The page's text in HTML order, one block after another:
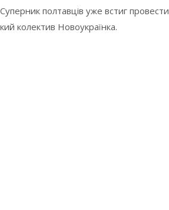
полтавців уже встиг провести
колектив Новоукраїнка.